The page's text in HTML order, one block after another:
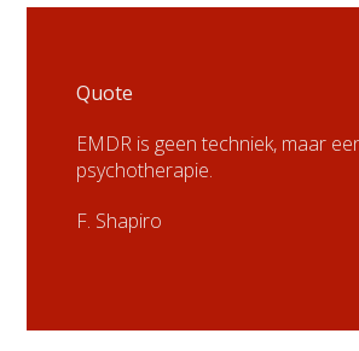
Quote
EMDR is geen techniek, maar
psychotherapie.
F. Shapiro